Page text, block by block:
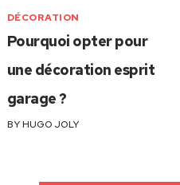
DÉCORATION
Pourquoi opter pour
une décoration esprit
garage ?
BYHUGO JOLY